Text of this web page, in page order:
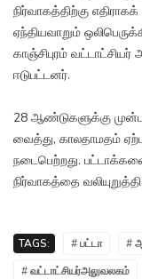
நிர்வாகத்திற்கு
ஏந்தியவாறும்
காஞ்சிபுரம்
ஈடுபட்டனர்.
28 ஆண்டுகளுக்கு
வைத்து, காலதாமதம்
நடைபெற்றது.
நிர்வாகத்தை
TAGS: # பட்டா #
# வட்டாட்சியர்அலுவலகம்